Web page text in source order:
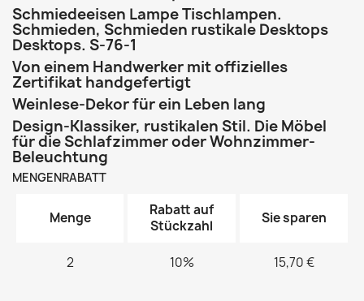
Schmiedeeisen Lampe Tischlampen.
Schmieden, Schmieden rustikale Desktops
Desktops. S-76-1
Von einem Handwerker mit offizielles
Zertifikat handgefertigt
Weinlese-Dekor für ein Leben lang
Design-Klassiker, rustikalen Stil. Die Möbel
für die Schlafzimmer oder Wohnzimmer-
Beleuchtung
MENGENRABATT
Menge
Rabatt auf
Stückzahl
Sie sparen
2 10% 15,70 €